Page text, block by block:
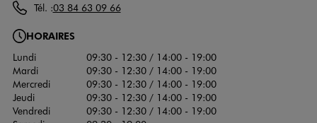
Tél. :03 84 63 09 66
HORAIRES
Lundi
09:30 - 12:30 / 14:00 - 19:00
Mardi
09:30 - 12:30 / 14:00 - 19:00
Mercredi
09:30 - 12:30 / 14:00 - 19:00
Jeudi
09:30 - 12:30 / 14:00 - 19:00
Vendredi
09:30 - 12:30 / 14:00 - 19:00